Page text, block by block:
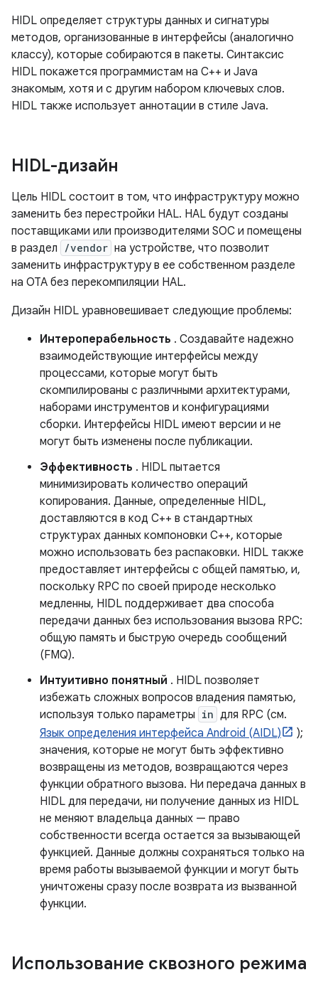
HIDL определяет структуры данных и сигнатуры
методов, организованные в интерфейсы (аналогично
классу), которые собираются в пакеты. Синтаксис
HIDL покажется программистам на C++ и Java
знакомым, хотя и с другим набором ключевых слов.
HIDL также использует аннотации в стиле Java.
HIDL-дизайн
Цель HIDL состоит в том, что инфраструктуру можно
заменить без перестройки HAL. HAL будут созданы
поставщиками или производителями SOC и помещены
в раздел
/vendor на устройстве, что позволит
заменить инфраструктуру в ее собственном разделе
на OTA без перекомпиляции HAL.
Дизайн HIDL уравновешивает следующие проблемы:
Интероперабельность . Создавайте надежно
взаимодействующие интерфейсы между
процессами, которые могут быть
скомпилированы с различными архитектурами,
наборами инструментов и конфигурациями
сборки. Интерфейсы HIDL имеют версии и не
могут быть изменены после публикации.
Эффективность . HIDL пытается
минимизировать количество операций
копирования. Данные, определенные HIDL,
доставляются в код C++ в стандартных
структурах данных компоновки C++, которые
можно использовать без распаковки. HIDL также
предоставляет интерфейсы с общей памятью, и,
поскольку RPC по своей природе несколько
медленны, HIDL поддерживает два способа
передачи данных без использования вызова RPC:
общую память и быструю очередь сообщений
(FMQ).
Интуитивно понятный . HIDL позволяет
избежать сложных вопросов владения памятью,
используя только параметры in для RPC (см.
Язык определения интерфейса Android (AIDL)
);
значения, которые не могут быть эффективно
возвращены из методов, возвращаются через
функции обратного вызова. Ни передача данных в
HIDL для передачи, ни получение данных из HIDL
не меняют владельца данных — право
собственности всегда остается за вызывающей
функцией. Данные должны сохраняться только на
время работы вызываемой функции и могут быть
уничтожены сразу после возврата из вызванной
функции.
Использование сквозного режима